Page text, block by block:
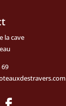
la cave
69